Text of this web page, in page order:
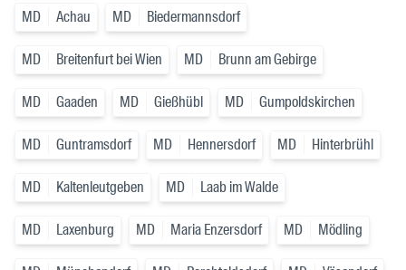
MD Achau MD Biedermannsdorf
MD Breitenfurt bei Wien MD Brunn am Gebirge
MD Gaaden MD Gießhübl MD Gumpoldskirchen
MD Guntramsdorf MD Hennersdorf MD Hinterbrühl
MD Kaltenleutgeben MD Laab im Walde
MD Laxenburg MD Maria Enzersdorf MD Mödling